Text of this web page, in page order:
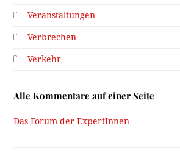
Veranstaltungen
Verbrechen
Verkehr
Alle Kommentare auf einer Seite
Das Forum der ExpertInnen